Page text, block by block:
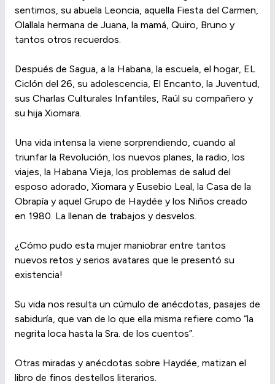
sentimos, su abuela Leoncia, aquella Fiesta del Carmen,
Olallala hermana de Juana, la mamá, Quiro, Bruno y
tantos otros recuerdos.
Después de Sagua, a la Habana, la escuela, el hogar, EL
Ciclón del 26, su adolescencia, El Encanto, la Juventud,
sus Charlas Culturales Infantiles, Raúl su compañero y
su hija Xiomara.
Una vida intensa la viene sorprendiendo, cuando al
triunfar la Revolución, los nuevos planes, la radio, los
viajes, la Habana Vieja, los problemas de salud del
esposo adorado, Xiomara y Eusebio Leal, la Casa de la
Obrapía y aquel Grupo de Haydée y los Niños creado
en 1980. La llenan de trabajos y desvelos.
¿Cómo pudo esta mujer maniobrar entre tantos
nuevos retos y serios avatares que le presentó su
existencia!
Su vida nos resulta un cúmulo de anécdotas, pasajes de
sabiduría, que van de lo que ella misma refiere como “la
negrita loca hasta la Sra. de los cuentos”.
Otras miradas y anécdotas sobre Haydée, matizan el
libro de finos destellos literarios.